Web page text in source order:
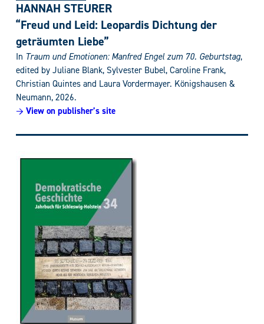
HANNAH STEURER
“Freud und Leid: Leopardis Dichtung der
geträumten Liebe”
In Traum und Emotionen: Manfred Engel zum 70. Geburtstag,
edited by Juliane Blank, Sylvester Bubel, Caroline Frank,
Christian Quintes and Laura Vordermayer. Königshausen &
Neumann, 2026.
→ View on publisher’s site